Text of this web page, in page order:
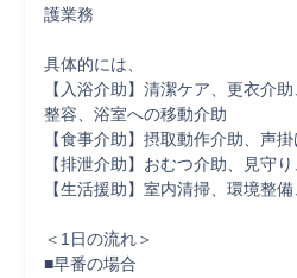
護業務
具体的には、
【入浴介助】清潔ケア、更衣介
整容、浴室への移動介助
【食事介助】摂取動作介助、声
【排泄介助】おむつ介助、見守
【生活援助】室内清掃、環境整
＜1日の流れ＞
■早番の場合